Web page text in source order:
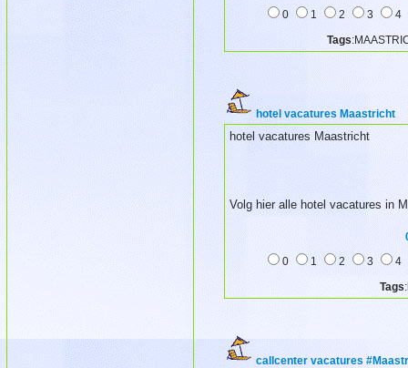
0
1 2 3
4
Tags
hotel vacatures Maastricht
hotel vacatures Maastricht
Volg hier alle hotel vacatures in
0
1 2 3
4
Tags
callcenter vacatures